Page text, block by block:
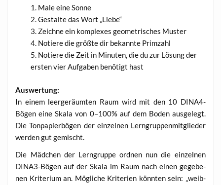
Male eine Sonne
Gestal­te das Wort „Lie­be“
Zeich­ne ein kom­ple­xes geo­me­tri­sches Muster
Notie­re die größ­te dir bekann­te Primzahl
Notie­re die Zeit in Minu­ten, die du zur Lösung der
ers­ten vier Auf­ga­ben benö­tigt hast
Aus­wer­tung:
In einem leer­ge­räum­ten Raum wird mit den 10 DINA4-
Bögen eine Ska­la von 0–100% auf dem Boden aus­ge­legt.
Die Ton­pa­pier­bö­gen der ein­zel­nen Lern­grup­pen­mit­glie­der
wer­den gut gemischt.
Die Mäd­chen der Lern­grup­pe ord­nen nun die ein­zel­nen
DINA3-Bögen auf der Ska­la im Raum nach einen gege­be­
nen Kri­te­ri­um an. Mög­li­che Kri­te­ri­en könn­ten sein: „weib­